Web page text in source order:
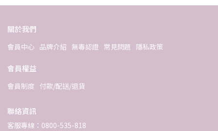
關於我們
會員中心 品牌介紹 無毒認證 常見問題 隱私政策
會員權益
會員制度 付款/配送/退貨
聯絡資訊
客服專線：0800-535-818